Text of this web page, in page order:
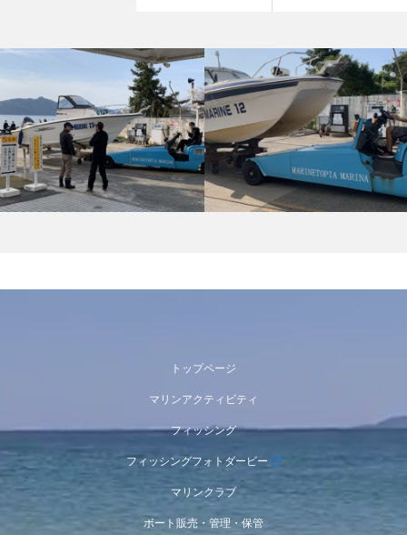
トップページ
マリンアクティビティ
フィッシング
フィッシングフォトダービー
マリンクラブ
ボート販売・管理・保管